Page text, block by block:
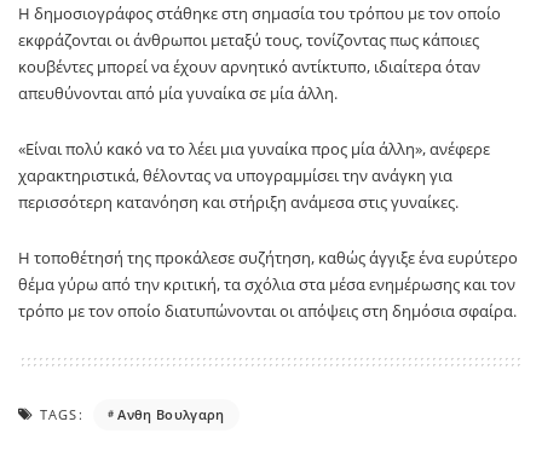
Η δημοσιογράφος στάθηκε στη σημασία του τρόπου με τον οποίο
εκφράζονται οι άνθρωποι μεταξύ τους, τονίζοντας πως κάποιες
κουβέντες μπορεί να έχουν αρνητικό αντίκτυπο, ιδιαίτερα όταν
απευθύνονται από μία γυναίκα σε μία άλλη.
«Είναι πολύ κακό να το λέει μια γυναίκα προς μία άλλη», ανέφερε
χαρακτηριστικά, θέλοντας να υπογραμμίσει την ανάγκη για
περισσότερη κατανόηση και στήριξη ανάμεσα στις γυναίκες.
Η τοποθέτησή της προκάλεσε συζήτηση, καθώς άγγιξε ένα ευρύτερο
θέμα γύρω από την κριτική, τα σχόλια στα μέσα ενημέρωσης και τον
τρόπο με τον οποίο διατυπώνονται οι απόψεις στη δημόσια σφαίρα.
TAGS: Ανθη Βουλγαρη